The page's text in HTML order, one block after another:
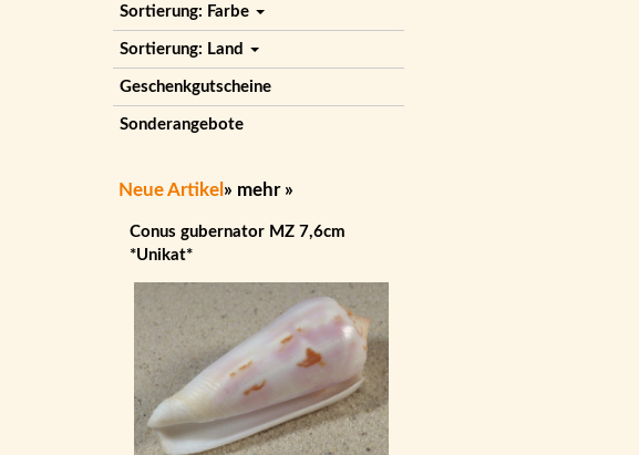
Sortierung: Farbe
Sortierung: Land
Geschenkgutscheine
Sonderangebote
Neue Artikel » mehr »
Conus gubernator MZ 7,6cm
*Unikat*